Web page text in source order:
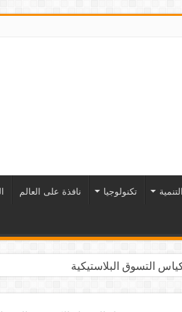
تكنولوجيا نافذة على العالم
التسوق البلاستيكية